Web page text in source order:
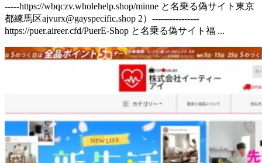
-----https://wbqczv.wholehelp.shop/minne と名乗る偽サイト東京
都練馬区ajvurx@gayspecific.shop 2）----------------
https://puer.aireer.cfd/PuerE-Shop と名乗る偽サイト福 ...